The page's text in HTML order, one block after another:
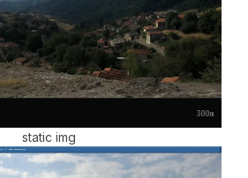
300m
static img